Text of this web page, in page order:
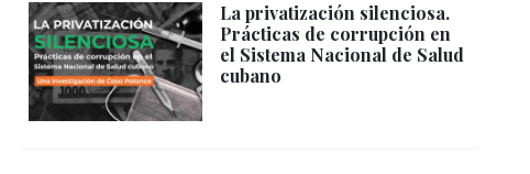
La privatización silenciosa.
Prácticas de corrupción en
el Sistema Nacional de Salud
cubano